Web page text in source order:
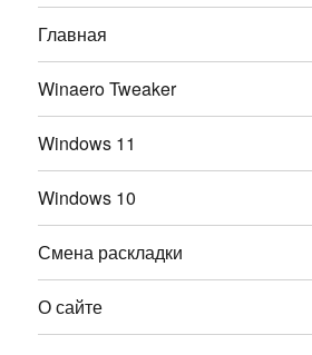
Главная
Winaero Tweaker
Windows 11
Windows 10
Смена раскладки
О сайте